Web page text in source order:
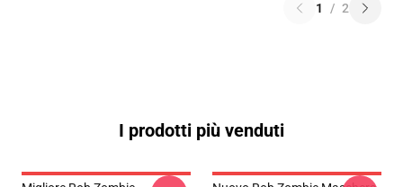
1 / 2
I prodotti più venduti